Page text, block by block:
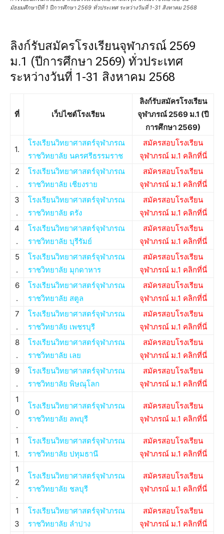
มัธยมศึกษาปีที่ 1 ปีการศึกษา 2569 ทั่วประเทศ ระหว่างวันที่ 1-31 สิงหาคม 2568
ลิงก์รับสมัครโรงเรียนจุฬาภรณ์ 2569
ม.1 (ปีการศึกษา 2569) ทั่วประเทศ
ระหว่างวันที่ 1-31 สิงหาคม 2568
ที่ เว็ปไซต์โรงเรียน
ลิงก์รับสมัครโรงเรียน
จุฬาภรณ์ 2569 ม.1 (ปี
การศึกษา 2569)
1.
โรงเรียนวิทยาศาสตร์จุฬาภรณ
ราชวิทยาลัย นครศรีธรรมราช
สมัครสอบโรงเรียน
จุฬาภรณ์ ม.1 คลิกที่นี่
2
.
โรงเรียนวิทยาศาสตร์จุฬาภรณ
ราชวิทยาลัย เชียงราย
สมัครสอบโรงเรียน
จุฬาภรณ์ ม.1 คลิกที่นี่
3
.
โรงเรียนวิทยาศาสตร์จุฬาภรณ
ราชวิทยาลัย ตรัง
สมัครสอบโรงเรียน
จุฬาภรณ์ ม.1 คลิกที่นี่
4
.
โรงเรียนวิทยาศาสตร์จุฬาภรณ
ราชวิทยาลัย บุรีรัมย์
สมัครสอบโรงเรียน
จุฬาภรณ์ ม.1 คลิกที่นี่
5
.
โรงเรียนวิทยาศาสตร์จุฬาภรณ
ราชวิทยาลัย มุกดาหาร
สมัครสอบโรงเรียน
จุฬาภรณ์ ม.1 คลิกที่นี่
6
.
โรงเรียนวิทยาศาสตร์จุฬาภรณ
ราชวิทยาลัย สตูล
สมัครสอบโรงเรียน
จุฬาภรณ์ ม.1 คลิกที่นี่
7
.
โรงเรียนวิทยาศาสตร์จุฬาภรณ
ราชวิทยาลัย เพชรบุรี
สมัครสอบโรงเรียน
จุฬาภรณ์ ม.1 คลิกที่นี่
8
.
โรงเรียนวิทยาศาสตร์จุฬาภรณ
ราชวิทยาลัย เลย
สมัครสอบโรงเรียน
จุฬาภรณ์ ม.1 คลิกที่นี่
9
.
โรงเรียนวิทยาศาสตร์จุฬาภรณ
ราชวิทยาลัย พิษณุโลก
สมัครสอบโรงเรียน
จุฬาภรณ์ ม.1 คลิกที่นี่
1
0
.
โรงเรียนวิทยาศาสตร์จุฬาภรณ
ราชวิทยาลัย ลพบุรี
สมัครสอบโรงเรียน
จุฬาภรณ์ ม.1 คลิกที่นี่
1
1.
โรงเรียนวิทยาศาสตร์จุฬาภรณ
ราชวิทยาลัย ปทุมธานี
สมัครสอบโรงเรียน
จุฬาภรณ์ ม.1 คลิกที่นี่
1
2
.
โรงเรียนวิทยาศาสตร์จุฬาภรณ
ราชวิทยาลัย ชลบุรี
สมัครสอบโรงเรียน
จุฬาภรณ์ ม.1 คลิกที่นี่
1
3
โรงเรียนวิทยาศาสตร์จุฬาภรณ
ราชวิทยาลัย ลำปาง
สมัครสอบโรงเรียน
จุฬาภรณ์ ม.1 คลิกที่นี่